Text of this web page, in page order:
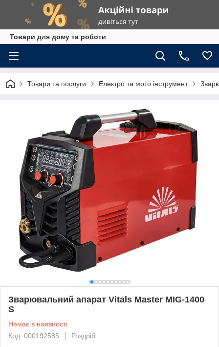
Товари для дому та роботи
Товари та послуги Електро та мото інструмент
Зварювальний апарат Vitals Master MIG-1400
S
Немає в наявності
Код: 000192585
Роздріб